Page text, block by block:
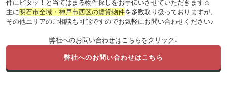
件にピタッ！と当てはまる物件探しをお手伝いさせていただきます☆
主に明石市全域・神戸市西区の賃貸物件を多数取り扱っておりますが、
その他エリアのご相談も可能ですのでお気軽にお問い合わせください♪
弊社へのお問い合わせはこちらをクリック↓
弊社へのお問い合わせはこちら